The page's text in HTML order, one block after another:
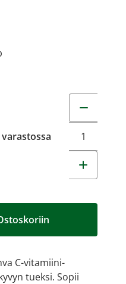
C-vitamiini-
tueksi. Sopii